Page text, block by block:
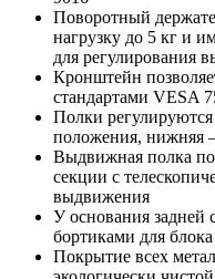
Поворотный
нагрузку до 5 кг и
для регулирования
Кронштейн
стандартами VESA
Полки
положения, нижняя
Выдвижная полка
секции с
выдвижения
У основания задней
бортиками для блока
Покрытие всех